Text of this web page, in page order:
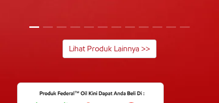
Lihat Produk Lainnya >>